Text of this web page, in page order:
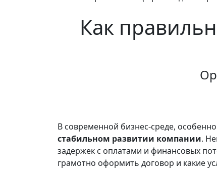
Как
В современной бизнес-среде, особенно
стабильном развитии компании.
задержек с оплатами и финансовых
грамотно оформить договор и какие